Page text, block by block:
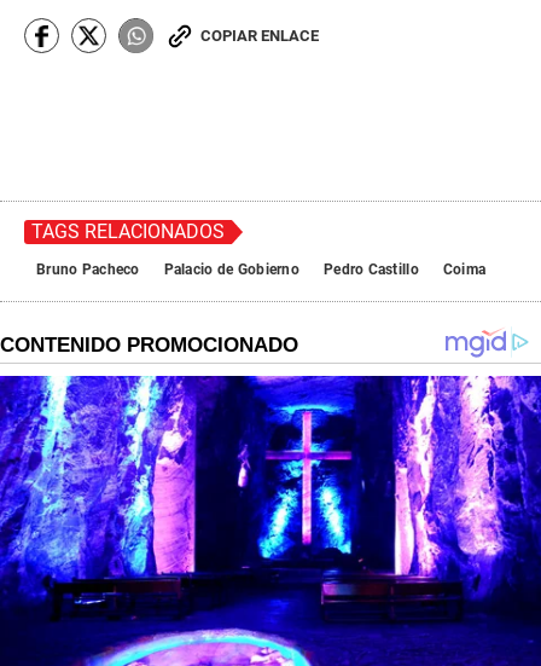
COPIAR ENLACE
TAGS RELACIONADOS
Bruno Pacheco Palacio de Gobierno Pedro Castillo Coima